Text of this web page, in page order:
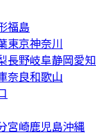
福島
東京神奈川
長野岐阜静岡愛知
奈良和歌山
宮崎鹿児島沖縄